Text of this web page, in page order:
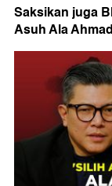
Saksikan juga
Asuh Ala